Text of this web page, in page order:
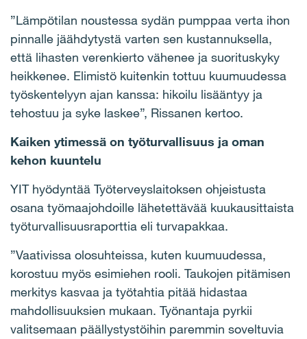
”Lämpötilan noustessa sydän pumppaa verta ihon
pinnalle jäähdytystä varten sen kustannuksella,
että lihasten verenkierto vähenee ja suorituskyky
heikkenee. Elimistö kuitenkin tottuu kuumuudessa
työskentelyyn ajan kanssa: hikoilu lisääntyy ja
tehostuu ja syke laskee”, Rissanen kertoo.
Kaiken ytimessä on työturvallisuus ja oman
kehon kuuntelu
YIT hyödyntää Työterveyslaitoksen ohjeistusta
osana työmaajohdoille lähetettävää kuukausittaista
työturvallisuusraporttia eli turvapakkaa.
”Vaativissa olosuhteissa, kuten kuumuudessa,
korostuu myös esimiehen rooli. Taukojen pitämisen
merkitys kasvaa ja työtahtia pitää hidastaa
mahdollisuuksien mukaan. Työnantaja pyrkii
valitsemaan päällystystöihin paremmin soveltuvia